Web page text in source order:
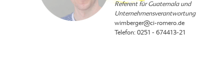
Referent für Guatemala und
Unternehmensverantwortung
wimberger@ci-romero.de
Telefon: 0251 - 674413-21